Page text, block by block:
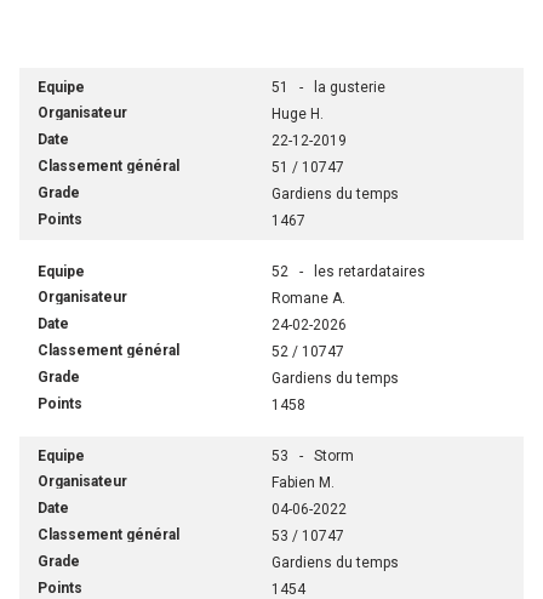
51 - la gusterie
Huge H.
22-12-2019
51 / 10747
Gardiens du temps
1467
52 - les retardataires
Romane A.
24-02-2026
52 / 10747
Gardiens du temps
1458
53 - Storm
Fabien M.
04-06-2022
53 / 10747
Gardiens du temps
1454